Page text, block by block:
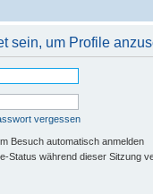
sein, um Profile
vergessen
Besuch automatisch anmelden
Status während dieser Sitzung